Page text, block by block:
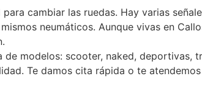
cambiar las ruedas. Hay varias
neumáticos. Aunque vivas en
modelos: scooter, naked, deportivas,
Te damos cita rápida o te